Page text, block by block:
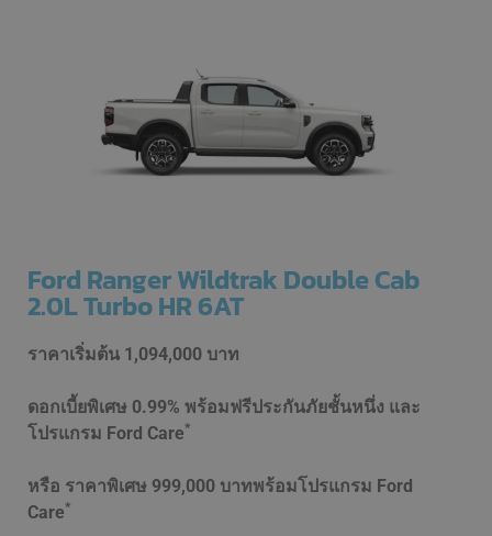
Ford Ranger Wildtrak Double Cab
2.0L Turbo HR 6AT
ราคาเริ่มต้น 1,094,000 บาท
ดอกเบี้ยพิเศษ 0.99% พร้อมฟรีประกันภัยชั้นหนึ่ง และ
โปรแกรม Ford Care*
หรือ ราคาพิเศษ 999,000 บาทพร้อมโปรแกรม Ford
Care*